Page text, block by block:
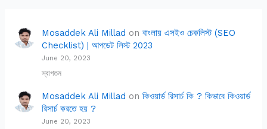
Mosaddek Ali Millad on বাংলায় এসইও চেকলিস্ট (SEO
Checklist) | আপডেট লিস্ট 2023
June 20, 2023
স্বাগতম
Mosaddek Ali Millad on কিওয়ার্ড রিসার্চ কি ? কিভাবে কিওয়ার্ড
রিসার্চ করতে হয় ?
June 20, 2023